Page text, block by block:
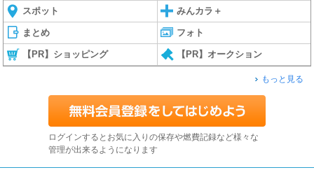
スポット みんカラ＋
まとめ フォト
【PR】ショッピング 【PR】オークション
もっと見る
ログインするとお気に入りの保存や燃費記録など様々な
管理が出来るようになります